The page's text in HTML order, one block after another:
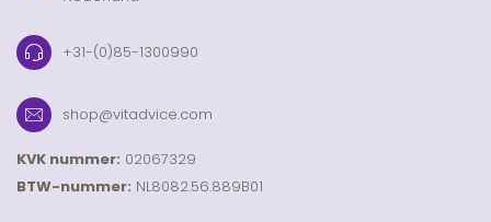
+31-(0)85-1300990
shop@vitadvice.com
KVK nummer: 02067329
BTW-nummer: NL8082.56.889B01